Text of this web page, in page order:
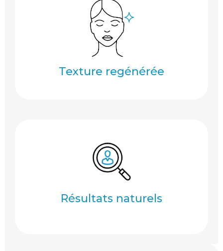
Texture regénérée
Texture regénérée
Résultats naturels
Résultats naturels